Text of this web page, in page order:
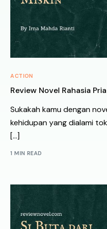
ACTION
Review Novel Rahasia
Sukakah kamu dengan
kehidupan yang dialami
[…]
1 MIN READ